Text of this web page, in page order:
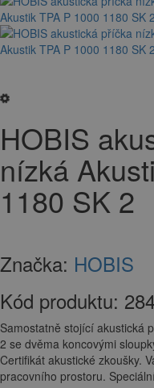
HOBIS
nízká
1180 SK 2
Značka: HOBIS
Kód produktu:
Samostatně stojící akustická
2 se dvěma koncovými
Certifikát akustické zkoušky.
pracovního prostoru.